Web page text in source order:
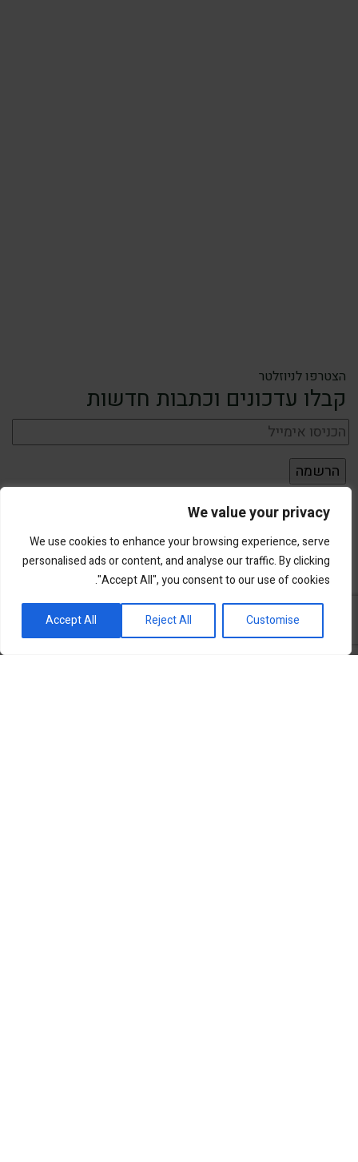
We value your privacy
We use cookies to enhance your browsing experience, serve
personalised ads or content, and analyse our traffic. By clicking
"Accept All", you consent to our use of cookies.
Customise
Reject All
Accept All
הצטרפו לניוזלטר
קבלו עדכונים וכתבות חדשות
פורטל השקעות וחדשנות